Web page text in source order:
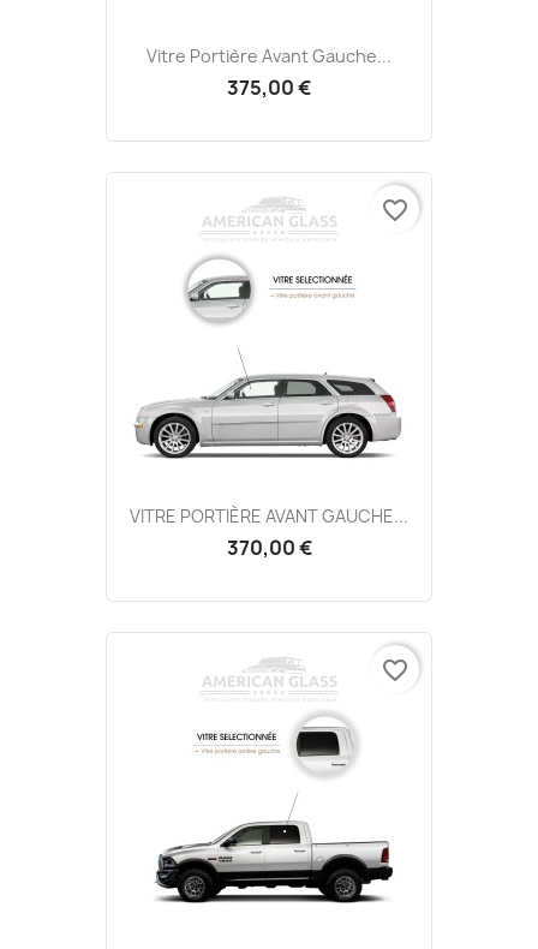
Vitre Portière Avant Gauche...
375,00 €
VITRE PORTIÈRE AVANT GAUCHE...
370,00 €
favorite_border
favorite_border